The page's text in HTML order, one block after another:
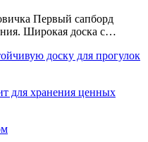
Первый сапборд
Широкая доска с…
доску для прогулок
для хранения ценных